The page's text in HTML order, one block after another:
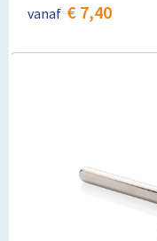
vanaf € 7,40